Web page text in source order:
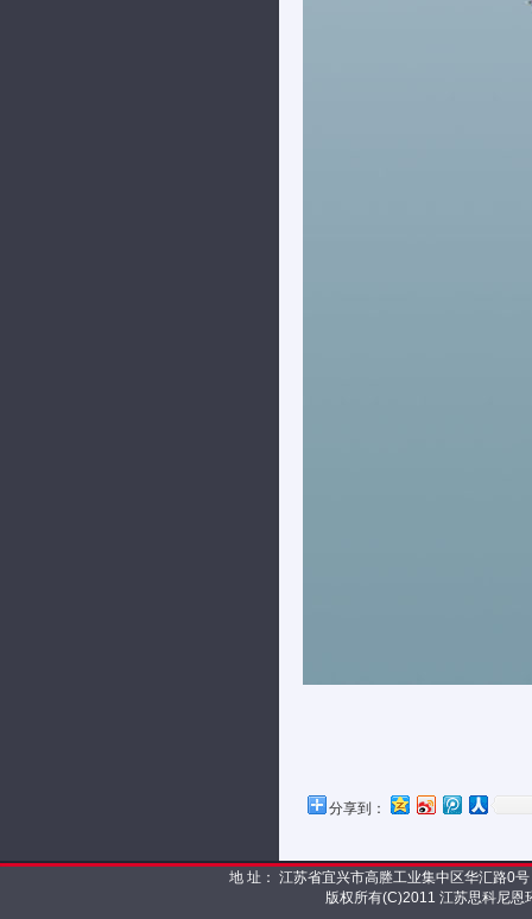
分享到：
地 址： 江苏省宜兴市高塍工业集中区华汇路
版权所有(C)2011 江苏思科尼